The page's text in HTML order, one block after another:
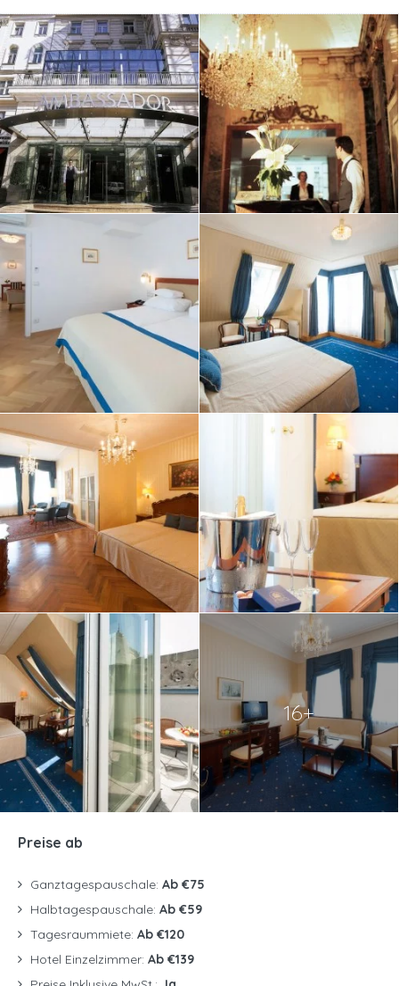
16+
Preise ab
Ganztagespauschale: Ab €75
Halbtagespauschale: Ab €59
Tagesraummiete: Ab €120
Hotel Einzelzimmer: Ab €139